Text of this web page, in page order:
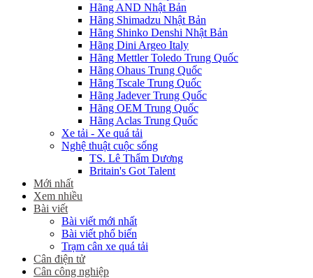
Hãng AND Nhật Bản
Hãng Shimadzu Nhật Bản
Hãng Shinko Denshi Nhật Bản
Hãng Dini Argeo Italy
Hãng Mettler Toledo Trung Quốc
Hãng Ohaus Trung Quốc
Hãng Tscale Trung Quốc
Hãng Jadever Trung Quốc
Hãng OEM Trung Quốc
Hãng Aclas Trung Quốc
Xe tải - Xe quá tải
Nghệ thuật cuộc sống
TS. Lê Thẩm Dương
Britain's Got Talent
Mới nhất
Xem nhiều
Bài viết
Bài viết mới nhất
Bài viết phổ biến
Trạm cân xe quá tải
Cân điện tử
Cân công nghiệp